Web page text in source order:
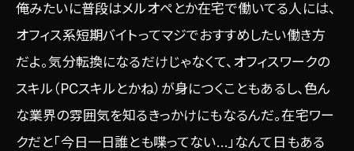
俺みたいに普段はメルオペとか在宅で働いてる人には、
オフィス系短期バイトってマジでおすすめしたい働き方
だよ。気分転換になるだけじゃなくて、オフィスワークの
スキル（PCスキルとかね）が身につくこともあるし、色ん
な業界の雰囲気を知るきっかけにもなるんだ。在宅ワー
クだと「今日一日誰とも喋ってない…」なんて日もある